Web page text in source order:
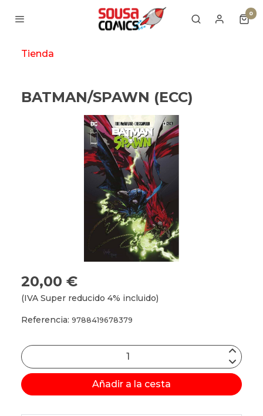
0
Tienda
BATMAN/SPAWN (ECC)
20,00 €
(IVA Super reducido 4% incluido)
Referencia: 9788419678379
Añadir a la cesta